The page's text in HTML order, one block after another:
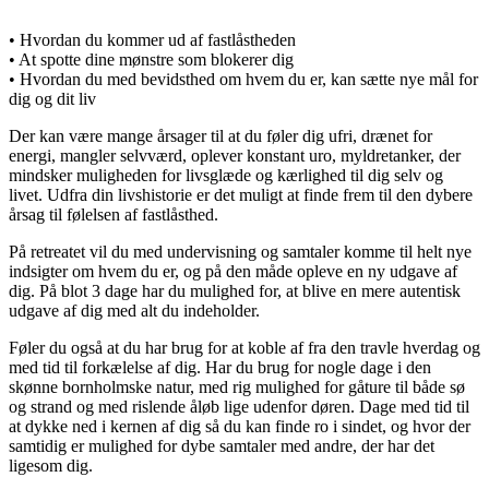
• Hvordan du kommer ud af fastlåstheden
• At spotte dine mønstre som blokerer dig
• Hvordan du med bevidsthed om hvem du er, kan sætte nye mål for
dig og dit liv
Der kan være mange årsager til at du føler dig ufri, drænet for
energi, mangler selvværd, oplever konstant uro, myldretanker, der
mindsker muligheden for livsglæde og kærlighed til dig selv og
livet. Udfra din livshistorie er det muligt at finde frem til den dybere
årsag til følelsen af fastlåsthed.
På retreatet vil du med undervisning og samtaler komme til helt nye
indsigter om hvem du er, og på den måde opleve en ny udgave af
dig. På blot 3 dage har du mulighed for, at blive en mere autentisk
udgave af dig med alt du indeholder.
Føler du også at du har brug for at koble af fra den travle hverdag og
med tid til forkælelse af dig. Har du brug for nogle dage i den
skønne bornholmske natur, med rig mulighed for gåture til både sø
og strand og med rislende åløb lige udenfor døren. Dage med tid til
at dykke ned i kernen af dig så du kan finde ro i sindet, og hvor der
samtidig er mulighed for dybe samtaler med andre, der har det
ligesom dig.